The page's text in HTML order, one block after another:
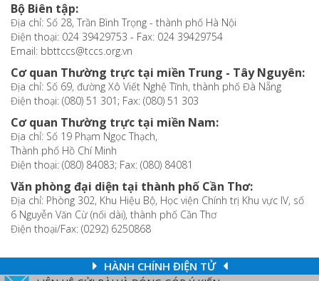
Bộ Biên tập:
Địa chỉ: Số 28, Trần Bình Trọng - thành phố Hà Nội
Điện thoại: 024 39429753 - Fax: 024 39429754
Email: bbttccs@tccs.org.vn
Cơ quan Thường trực tại miền Trung - Tây Nguyên:
Địa chỉ: Số 69, đường Xô Viết Nghệ Tĩnh, thành phố Đà Nẵng
Điện thoại: (080) 51 301; Fax: (080) 51 303
Cơ quan Thường trực tại miền Nam:
Địa chỉ: Số 19 Phạm Ngọc Thạch,
Thành phố Hồ Chí Minh
Điện thoại: (080) 84083; Fax: (080) 84081
Văn phòng đại diện tại thành phố Cần Thơ:
Địa chỉ: Phòng 302, Khu Hiệu Bộ, Học viện Chính trị Khu vực IV, số
6 Nguyễn Văn Cừ (nối dài), thành phố Cần Thơ
Điện thoại/Fax: (0292) 6250868
HÀNH CHÍNH ĐIỆN TỬ